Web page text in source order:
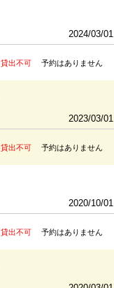
2024/03/01
貸出不可 予約はありません
2023/03/01
貸出不可 予約はありません
2020/10/01
貸出不可 予約はありません